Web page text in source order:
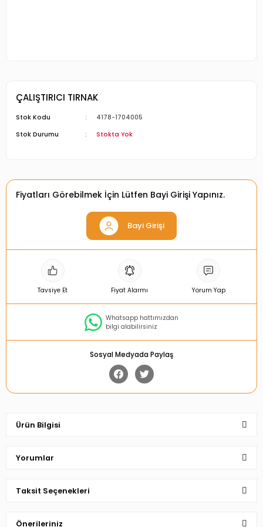
ÇALIŞTIRICI TIRNAK
Stok Kodu
4178-1704005
Stok Durumu
Stokta Yok
Fiyatları Görebilmek İçin Lütfen Bayi Girişi Yapınız.
Bayi Girişi
Tavsiye Et Fiyat Alarmı Yorum Yap
Whatsapp hattımızdan
bilgi alabilirsiniz
Sosyal Medyada Paylaş
Ürün Bilgisi
Yorumlar
Taksit Seçenekleri
Önerileriniz